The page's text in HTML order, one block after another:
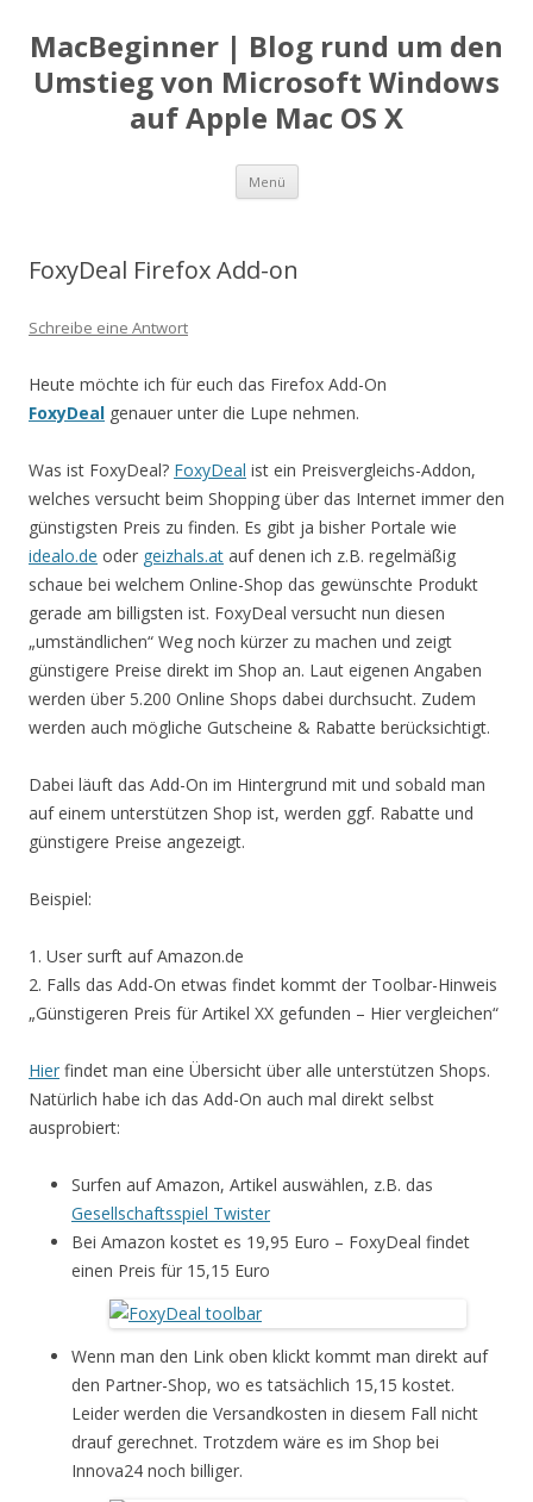
MacBeginner | Blog rund um den
Umstieg von Microsoft Windows
auf Apple Mac OS X
Menü Zum
springen
FoxyDeal Firefox Add-on
Schreibe eine Antwort
Heute möchte ich für euch das Firefox Add-On
FoxyDeal genauer unter die Lupe nehmen.
Was ist FoxyDeal? FoxyDeal ist ein Preisvergleichs-Addon,
welches versucht beim Shopping über das Internet immer den
günstigsten Preis zu finden. Es gibt ja bisher Portale wie
idealo.de oder geizhals.at auf denen ich z.B. regelmäßig
schaue bei welchem Online-Shop das gewünschte Produkt
gerade am billigsten ist. FoxyDeal versucht nun diesen
„umständlichen“ Weg noch kürzer zu machen und zeigt
günstigere Preise direkt im Shop an. Laut eigenen Angaben
werden über 5.200 Online Shops dabei durchsucht. Zudem
werden auch mögliche Gutscheine & Rabatte berücksichtigt.
Dabei läuft das Add-On im Hintergrund mit und sobald man
auf einem unterstützen Shop ist, werden ggf. Rabatte und
günstigere Preise angezeigt.
Beispiel:
1. User surft auf Amazon.de
2. Falls das Add-On etwas findet kommt der Toolbar-Hinweis
„Günstigeren Preis für Artikel XX gefunden – Hier vergleichen“
Hier findet man eine Übersicht über alle unterstützen Shops.
Natürlich habe ich das Add-On auch mal direkt selbst
ausprobiert:
Surfen auf Amazon, Artikel auswählen, z.B. das
Gesellschaftsspiel Twister
Bei Amazon kostet es 19,95 Euro – FoxyDeal findet
einen Preis für 15,15 Euro
Wenn man den Link oben klickt kommt man direkt auf
den Partner-Shop, wo es tatsächlich 15,15 kostet.
Leider werden die Versandkosten in diesem Fall nicht
drauf gerechnet. Trotzdem wäre es im Shop bei
Innova24 noch billiger.